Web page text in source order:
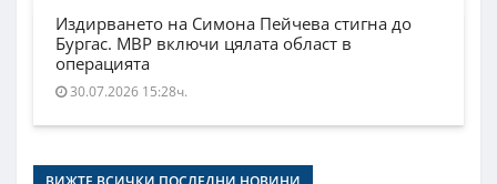
Издирването на Симона Пейчева стигна до
Бургас. МВР включи цялата област в
операцията
30.07.2026 15:28ч.